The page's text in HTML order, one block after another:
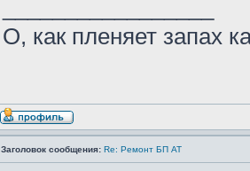
О, как пленяет запах
Заголовок сообщения: Re: Ремонт БП АТ